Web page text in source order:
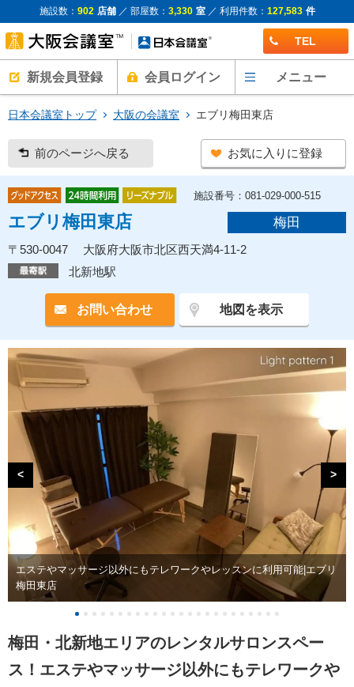
施設数： 902 店舗／ 部屋数： 3,330 室／ 利用件数： 127,583 件
TEL
新規会員登録 会員ログイン メニュー
日本会議室トップ 大阪の会議室 エブリ梅田東店
前のページへ戻る お気に入りに登録
施設番号：081-029-000-515
エブリ梅田東店 梅田
〒530-0047 大阪府大阪市北区西天満4-11-2
北新地駅
お問い合わせ 地図を表示
エステやマッサージ以外にもテレワークやレッスンに利用可能|エブリ
梅田東店
< >
梅田・北新地エリアのレンタルサロンスペー
ス！エステやマッサージ以外にもテレワークや